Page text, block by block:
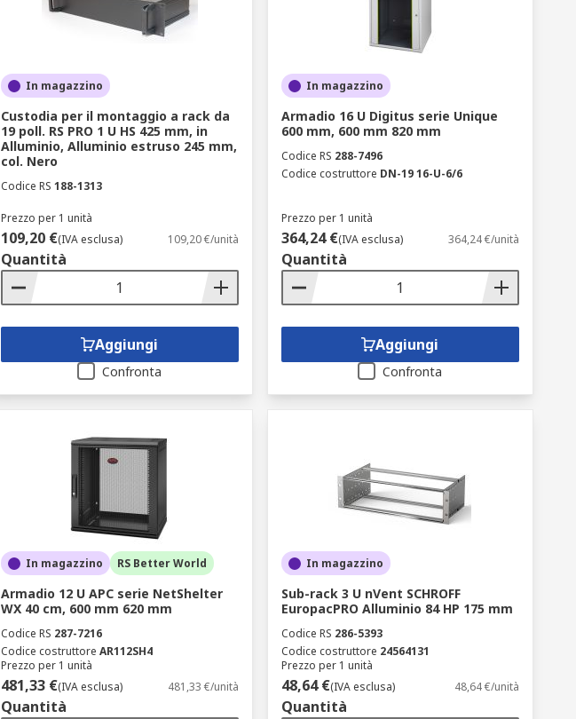
In magazzino
Custodia per il montaggio a rack da
19 poll. RS PRO 1 U HS 425 mm, in
Alluminio, Alluminio estruso 245 mm,
col. Nero
Codice RS 188-1313
Prezzo per 1 unità
109,20 €(IVA esclusa) 109,20 €/unità
Quantità
Aggiungi
Confronta
In magazzino
Armadio 16 U Digitus serie Unique
600 mm, 600 mm 820 mm
Codice RS 288-7496
Codice costruttore DN-19 16-U-6/6
Prezzo per 1 unità
364,24 €(IVA esclusa) 364,24 €/unità
Quantità
Aggiungi
Confronta
In magazzino RS Better World
Armadio 12 U APC serie NetShelter
WX 40 cm, 600 mm 620 mm
Codice RS 287-7216
Codice costruttore AR112SH4
Prezzo per 1 unità
481,33 €(IVA esclusa) 481,33 €/unità
Quantità
In magazzino
Sub-rack 3 U nVent SCHROFF
EuropacPRO Alluminio 84 HP 175 mm
Codice RS 286-5393
Codice costruttore 24564131
Prezzo per 1 unità
48,64 €(IVA esclusa) 48,64 €/unità
Quantità